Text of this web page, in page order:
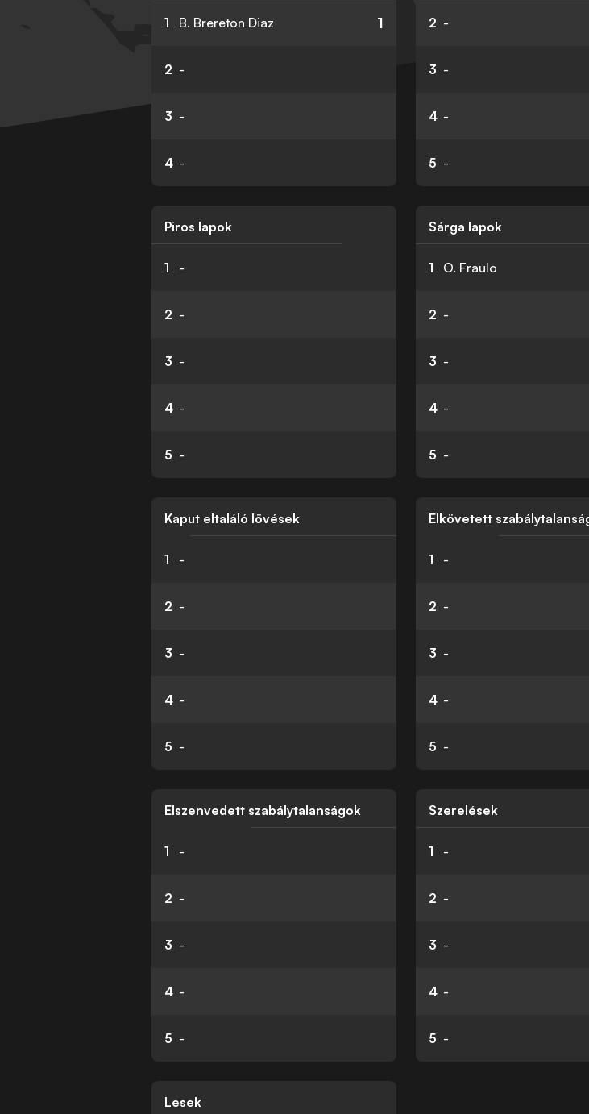
1 B. Brereton Diaz 1
2 -
3 -
4 -
2 -
3 -
4 -
5 -
Piros lapok
1 -
2 -
3 -
4 -
5 -
Sárga lapok
1 O. Fraulo
2 -
3 -
4 -
5 -
Kaput eltaláló lövések
1 -
2 -
3 -
4 -
5 -
Elkövetett
1 -
2 -
3 -
4 -
5 -
Elszenvedett szabálytalanságok
1 -
2 -
3 -
4 -
5 -
Szerelések
1 -
2 -
3 -
4 -
5 -
Lesek